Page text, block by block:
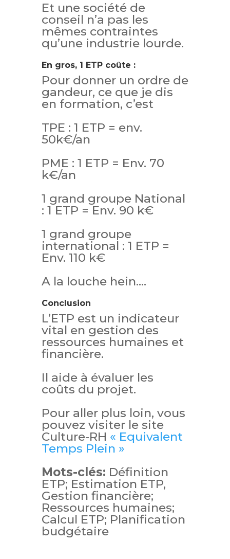
Et une société de
conseil n’a pas les
mêmes contraintes
qu’une industrie lourde.
En gros, 1 ETP coûte :
Pour donner un ordre de
gandeur, ce que je dis
en formation, c’est
TPE : 1 ETP = env.
50k€/an
PME : 1 ETP = Env. 70
k€/an
1 grand groupe National
: 1 ETP = Env. 90 k€
1 grand groupe
international : 1 ETP =
Env. 110 k€
A la louche hein….
Conclusion
L’ETP est un indicateur
vital en gestion des
ressources humaines et
financière.
Il aide à évaluer les
coûts du projet.
Pour aller plus loin, vous
pouvez visiter le site
Culture-RH « Equivalent
Temps Plein »
Mots-clés: Définition
ETP; Estimation ETP,
Gestion financière;
Ressources humaines;
Calcul ETP; Planification
budgétaire